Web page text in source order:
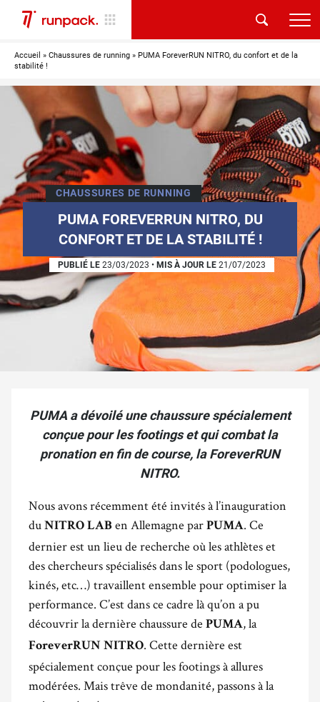
Accueil » Chaussures de running » PUMA ForeverRUN NITRO, du confort et de la
stabilité !
CHAUSSURES DE RUNNING
PUMA FOREVERRUN NITRO, DU
CONFORT ET DE LA STABILITÉ !
PUBLIÉ LE 23/03/2023 • MIS À JOUR LE 21/07/2023
PUMA a dévoilé une chaussure spécialement
conçue pour les footings et qui combat la
pronation en fin de course, la ForeverRUN
NITRO.
Nous avons récemment été invités à l’inauguration
du NITRO LAB en Allemagne par PUMA. Ce
dernier est un lieu de recherche où les athlètes et
des chercheurs spécialisés dans le sport (podologues,
kinés, etc…) travaillent ensemble pour optimiser la
performance. C’est dans ce cadre là qu’on a pu
découvrir la dernière chaussure de PUMA, la
ForeverRUN NITRO. Cette dernière est
spécialement conçue pour les footings à allures
modérées. Mais trêve de mondanité, passons à la